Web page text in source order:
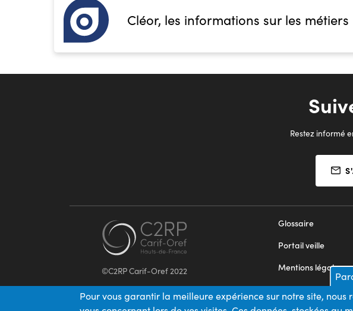
Cléor, les informations sur les métiers
Restez informé
©C2RP Carif-Oref 2022
Glossaire
Portail veille
Mentions légales
Appels d'offres
Pour vous garantir la meilleure expérience sur notre site, nous